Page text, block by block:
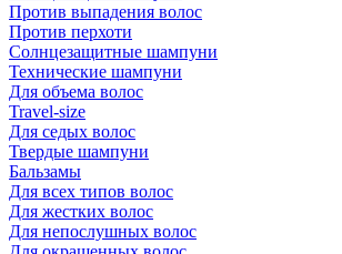
Против выпадения волос
Против перхоти
Солнцезащитные шампуни
Технические шампуни
Для объема волос
Travel-size
Для седых волос
Твердые шампуни
Бальзамы
Для всех типов волос
Для жестких волос
Для непослушных волос